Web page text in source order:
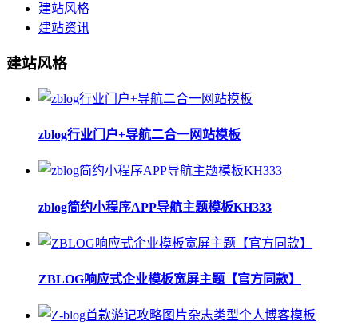
建站风格
建站资讯
建站风格
zblog行业门户+导航二合一网站模板
zblog简约小程序APP导航主题模板KH333
ZBLOG响应式企业模板宽屏主题【官方同款】